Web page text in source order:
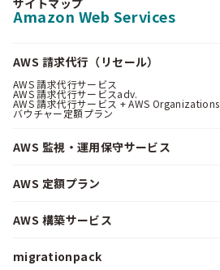
サイトマップ
Amazon Web Services
AWS 請求代行（リセール）
AWS 請求代行サービス
AWS 請求代行サービスadv.
AWS 請求代行サービス + AWS Organizations
バウチャー定額プラン
AWS 監視・運用保守サービス
AWS 定額プラン
AWS 構築サービス
migrationpack